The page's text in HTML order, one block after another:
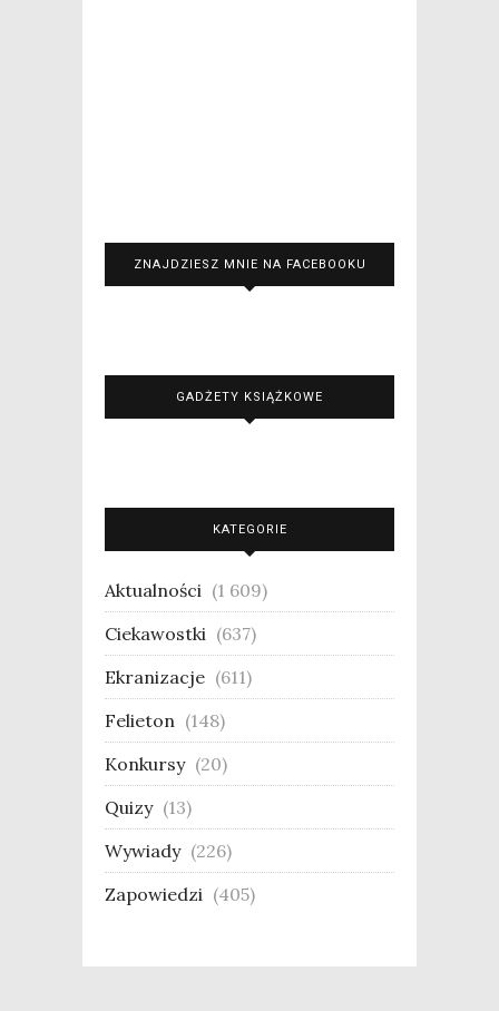
ZNAJDZIESZ MNIE NA FACEBOOKU
GADŻETY KSIĄŻKOWE
KATEGORIE
Aktualności (1 609)
Ciekawostki (637)
Ekranizacje (611)
Felieton (148)
Konkursy (20)
Quizy (13)
Wywiady (226)
Zapowiedzi (405)